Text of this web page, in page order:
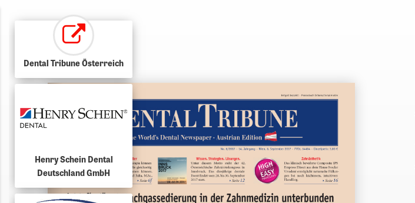
Dental Tribune Österreich
Henry Schein Dental
Deutschland GmbH